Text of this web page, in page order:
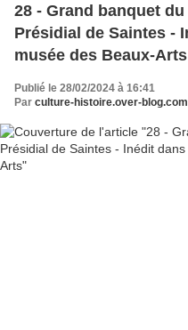
28 - Grand banquet
Présidial de Saintes -
musée des Beaux-Arts
Publié le 28/02/2024 à 16:41
Par culture-histoire.over-blog.com